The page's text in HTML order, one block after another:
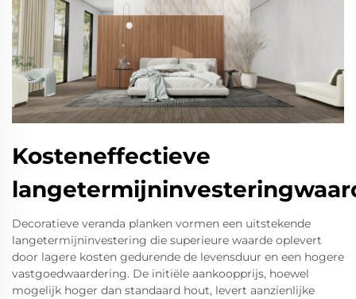
Kosteneffectieve
Decoratieve veranda planken vormen een uitstekende
langetermijninvestering die superieure waarde oplevert
door lagere kosten gedurende de levensduur en een hogere
vastgoedwaardering. De initiële aankoopprijs, hoewel
mogelijk hoger dan standaard hout, levert aanzienlijke